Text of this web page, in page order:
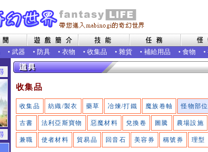
• 武器 • 防具 • 衣物 • 收集品 • 雜貨 • 補給用品 • 食物 •
收集品
收集品 紡織/製衣 藥草 冶煉/打鐵 魔族卷軸 怪物部位
古書 法利亞斯寶物 惡魔材料 兌換卷 圖騰 農場設施
兼職 使者材料 貿易品 回音石 美容券 稱號券 理型